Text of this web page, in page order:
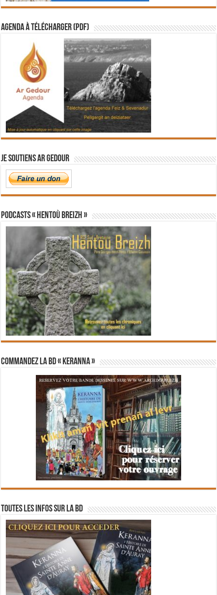
Agenda à télécharger (PDF)
Je soutiens Ar Gedour
PODCASTS « Hentoù Breizh »
Commandez la BD « Keranna »
Toutes les infos sur la BD